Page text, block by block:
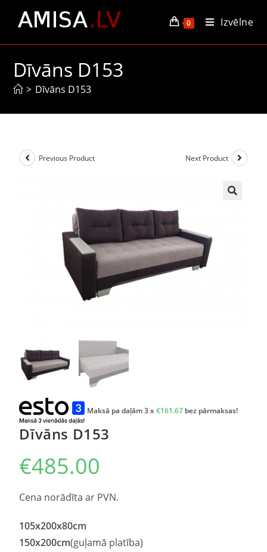
0 Izvēlne
Dīvāns D153
> Dīvāns D153
Previous Product Next Product
Maksā pa daļām 3 x€161.67 bez pārmaksas!
Dīvāns D153
€485.00
Cena norādīta ar PVN.
105x200x80cm
150x200cm(guļamā platība)